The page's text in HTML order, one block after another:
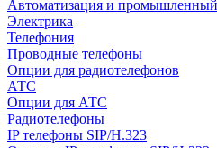
Автоматизация и промышленный
Электрика
Телефония
Проводные телефоны
Опции для радиотелефонов
АТС
Опции для АТС
Радиотелефоны
IP телефоны SIP/H.323